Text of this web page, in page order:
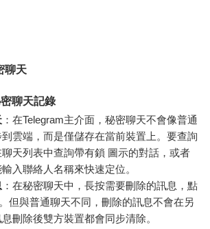
聊天
聊天記錄
：在Telegram主介面，秘密聊天不會像普通
雲端，而是僅儲存在當前裝置上。要查詢
天列表中查詢帶有鎖 圖示的對話，或者
入聯絡人名稱來快速定位。
：在秘密聊天中，長按需要刪除的訊息，點
但與普通聊天不同，刪除的訊息不會在另
刪除後雙方裝置都會同步清除。